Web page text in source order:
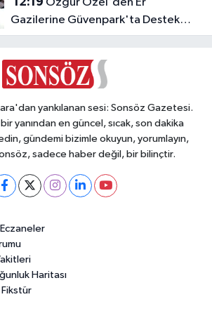
Gazilerine Güvenpark'ta Destek
Ziyareti
yankılanan sesi: Sonsöz Gazetesi.
yanından en güncel, sıcak, son dakika
gündemi bizimle okuyun, yorumlayın,
sadece haber değil, bir bilinçtir.
Haritası
Fikstür